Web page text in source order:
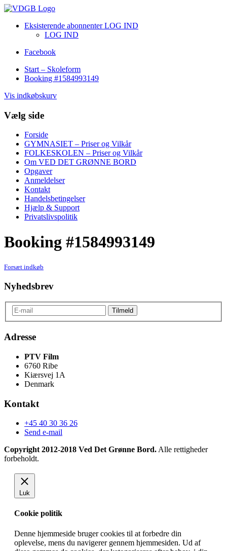
Eksisterende abonnenter LOG IND
LOG IND
Facebook
Start – Skoleform
Booking #1584993149
Vis indkøbskurv
Vælg side
Forside
GYMNASIET – Priser og Vilkår
FOLKESKOLEN – Priser og Vilkår
Om VED DET GRØNNE BORD
Opgaver
Anmeldelser
Kontakt
Handelsbetingelser
Hjælp & Support
Privatslivspolitik
Booking #1584993149
Forsæt indkøb
Nyhedsbrev
Adresse
PTV Film
6760 Ribe
Kiærsvej 1A
Denmark
Kontakt
+45 40 30 36 26
Send e-mail
Copyright 2012-2018 Ved Det Grønne Bord. Alle rettigheder
forbeholdt.
Luk
Cookie politik
Denne hjemmeside bruger cookies til at forbedre din
oplevelse, mens du navigerer gennem hjemmesiden. Ud af